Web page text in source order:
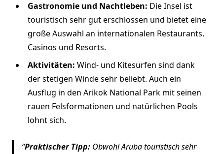
Gastronomie und Nachtleben: Die Insel ist
touristisch sehr gut erschlossen und bietet eine
große Auswahl an internationalen Restaurants,
Casinos und Resorts.
Aktivitäten: Wind- und Kitesurfen sind dank
der stetigen Winde sehr beliebt. Auch ein
Ausflug in den Arikok National Park mit seinen
rauen Felsformationen und natürlichen Pools
lohnt sich.
Praktischer Tipp: Obwohl Aruba touristisch sehr